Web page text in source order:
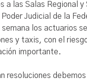
a las Salas Regional y
Judicial de la
los actuarios se
y taxis, con el
importante.
resoluciones